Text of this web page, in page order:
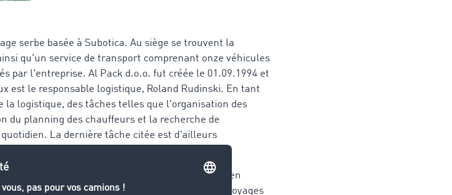
serbe basée à Subotica. Au siège se trouvent la
qu'un service de transport comprenant onze véhicules
par l'entreprise. Al Pack d.o.o. fut créée le 01.09.1994 et
est le responsable logistique, Roland Rudinski. En tant
la logistique, des tâches telles que l'organisation des
du planning des chauffeurs et la recherche de
La dernière tâche citée est d'ailleurs
à vide après avoir déchargé leur cargaison en
Pack d.o.o. prix conscience de l'impact que ces voyages